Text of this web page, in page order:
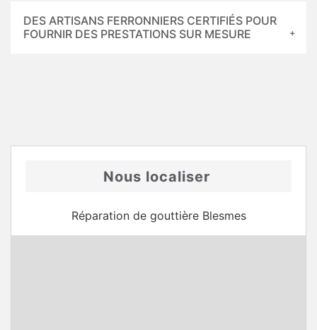
DES ARTISANS FERRONNIERS CERTIFIÉS POUR
FOURNIR DES PRESTATIONS SUR MESURE
Nous localiser
Réparation de gouttière Blesmes